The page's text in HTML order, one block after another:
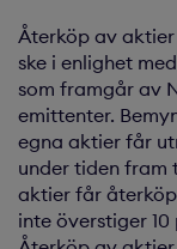
Återköp av
ske i enlighet
som framgår av
emittenter.
egna aktier får
under tiden fram
aktier får
inte överstiger